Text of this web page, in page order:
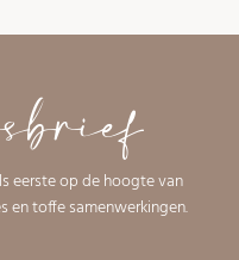
eerste op de hoogte van
en toffe samenwerkingen.